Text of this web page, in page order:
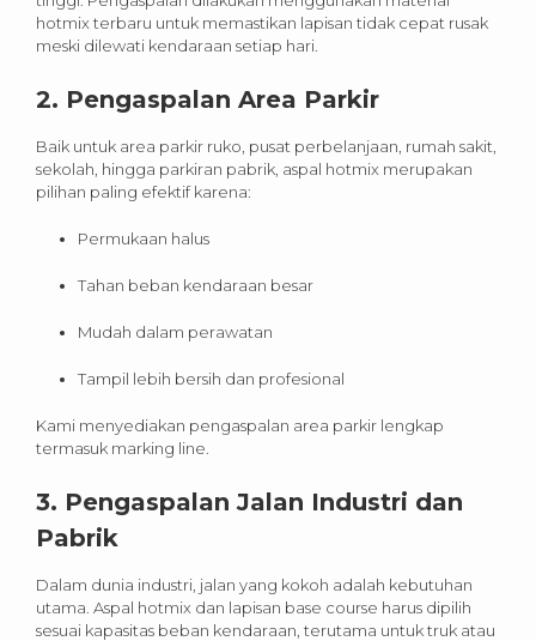
hotmix terbaru untuk memastikan lapisan tidak cepat rusak
meski dilewati kendaraan setiap hari.
2. Pengaspalan Area Parkir
Baik untuk area parkir ruko, pusat perbelanjaan, rumah sakit,
sekolah, hingga parkiran pabrik, aspal hotmix merupakan
pilihan paling efektif karena:
Permukaan halus
Tahan beban kendaraan besar
Mudah dalam perawatan
Tampil lebih bersih dan profesional
Kami menyediakan pengaspalan area parkir lengkap
termasuk marking line.
3. Pengaspalan Jalan Industri dan
Pabrik
Dalam dunia industri, jalan yang kokoh adalah kebutuhan
utama. Aspal hotmix dan lapisan base course harus dipilih
sesuai kapasitas beban kendaraan, terutama untuk truk atau